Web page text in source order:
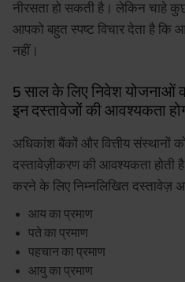
नीरसता हो सकती है। लेकिन चाहे
आपको बहुत स्पष्ट विचार देता है कि
नहीं।
5 साल के लिए निवेश योजनाओं
इन दस्तावेजों की आवश्यकता
अधिकांश बैंकों और वित्तीय संस्थानों
दस्तावेज़ीकरण की आवश्यकता होती
करने के लिए निम्नलिखित दस्तावेज़
आय का प्रमाण
पते का प्रमाण
पहचान का प्रमाण
आयु का प्रमाण